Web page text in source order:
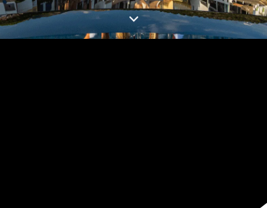
SOUTH OF FRANCE ADVENTURES